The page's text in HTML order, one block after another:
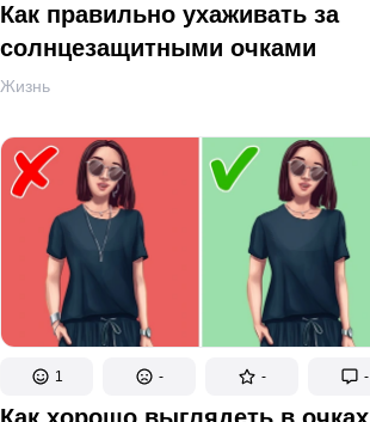
Как правильно ухаживать за
солнцезащитными очками
Жизнь
1 - - -